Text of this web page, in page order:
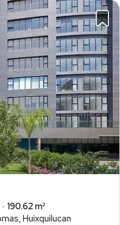
190.62 m²
Huixquilucan